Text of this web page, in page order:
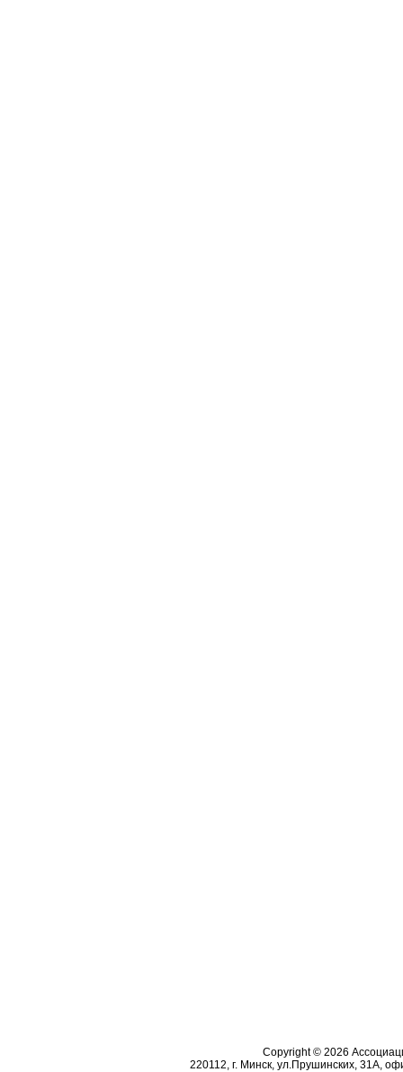
Copyright © 2026
220112, г. Минск, ул.Прушинских, 31А,